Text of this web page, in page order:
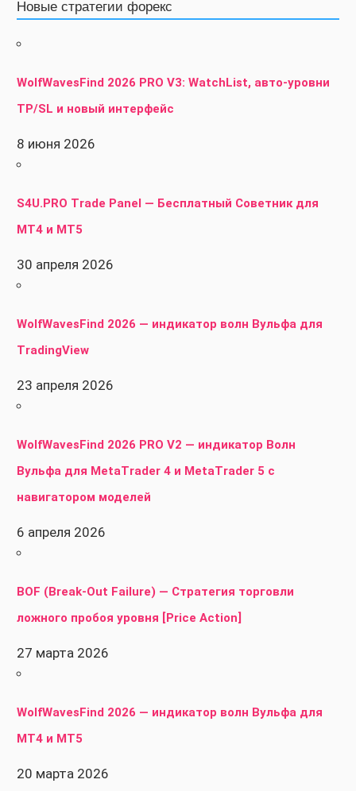
Новые стратегии форекс
WolfWavesFind 2026 PRO V3: WatchList, авто-уровни
TP/SL и новый интерфейс
8 июня 2026
S4U.PRO Trade Panel — Бесплатный Советник для
MT4 и MT5
30 апреля 2026
WolfWavesFind 2026 — индикатор волн Вульфа для
TradingView
23 апреля 2026
WolfWavesFind 2026 PRO V2 — индикатор Волн
Вульфа для MetaTrader 4 и MetaTrader 5 с
навигатором моделей
6 апреля 2026
BOF (Break-Out Failure) — Стратегия торговли
ложного пробоя уровня [Price Action]
27 марта 2026
WolfWavesFind 2026 — индикатор волн Вульфа для
MT4 и MT5
20 марта 2026